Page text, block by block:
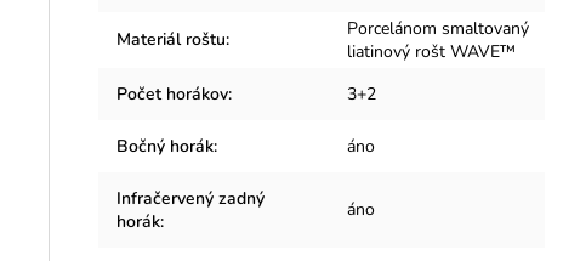
Materiál roštu:
Porcelánom smaltovaný
liatinový rošt WAVE™
Počet horákov: 3+2
Bočný horák: áno
Infračervený zadný
horák:
áno